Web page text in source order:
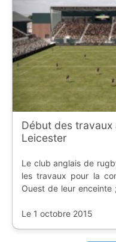
Début des
Leicester
Le club anglais de
les travaux pour la
Ouest de leur
Le 1 octobre 2015